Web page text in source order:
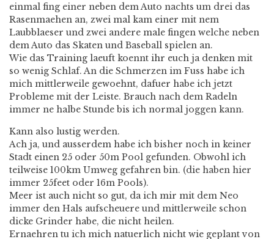
einmal fing einer neben dem Auto nachts um drei das
Rasenmaehen an, zwei mal kam einer mit nem
Laubblaeser und zwei andere male fingen welche neben
dem Auto das Skaten und Baseball spielen an.
Wie das Training laeuft koennt ihr euch ja denken mit
so wenig Schlaf. An die Schmerzen im Fuss habe ich
mich mittlerweile gewoehnt, dafuer habe ich jetzt
Probleme mit der Leiste. Brauch nach dem Radeln
immer ne halbe Stunde bis ich normal joggen kann.
Kann also lustig werden.
Ach ja, und ausserdem habe ich bisher noch in keiner
Stadt einen 25 oder 50m Pool gefunden. Obwohl ich
teilweise 100km Umweg gefahren bin. (die haben hier
immer 25feet oder 16m Pools).
Meer ist auch nicht so gut, da ich mir mit dem Neo
immer den Hals aufscheuere und mittlerweile schon
dicke Grinder habe, die nicht heilen.
Ernaehren tu ich mich natuerlich nicht wie geplant von